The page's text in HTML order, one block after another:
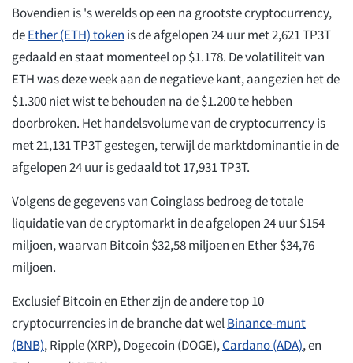
Bovendien is 's werelds op een na grootste cryptocurrency,
deEther (ETH) token is de afgelopen 24 uur met 2,621 TP3T
gedaald en staat momenteel op $1.178. De volatiliteit van
ETH was deze week aan de negatieve kant, aangezien het de
$1.300 niet wist te behouden na de $1.200 te hebben
doorbroken. Het handelsvolume van de cryptocurrency is
met 21,131 TP3T gestegen, terwijl de marktdominantie in de
afgelopen 24 uur is gedaald tot 17,931 TP3T.
Volgens de gegevens van Coinglass bedroeg de totale
liquidatie van de cryptomarkt in de afgelopen 24 uur $154
miljoen, waarvan Bitcoin $32,58 miljoen en Ether $34,76
miljoen.
Exclusief Bitcoin en Ether zijn de andere top 10
cryptocurrencies in de branche dat welBinance-munt
(BNB), Ripple (XRP), Dogecoin (DOGE),Cardano (ADA), en